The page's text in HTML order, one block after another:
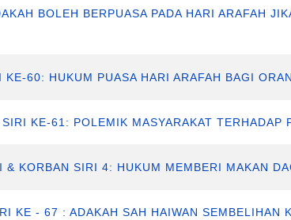
BOLEH BERPUASA PADA HARI ARAFAH
60: HUKUM PUASA HARI ARAFAH BAGI
KE-61: POLEMIK MASYARAKAT TERHADAP
& KORBAN SIRI 4: HUKUM MEMBERI MAKAN
KE - 67 : ADAKAH SAH HAIWAN SEMBELIHAN